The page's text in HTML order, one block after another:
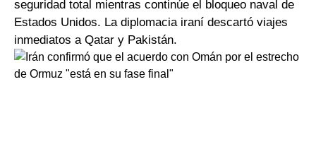
seguridad total mientras continúe el bloqueo naval de
Estados Unidos. La diplomacia iraní descartó viajes
inmediatos a Qatar y Pakistán.